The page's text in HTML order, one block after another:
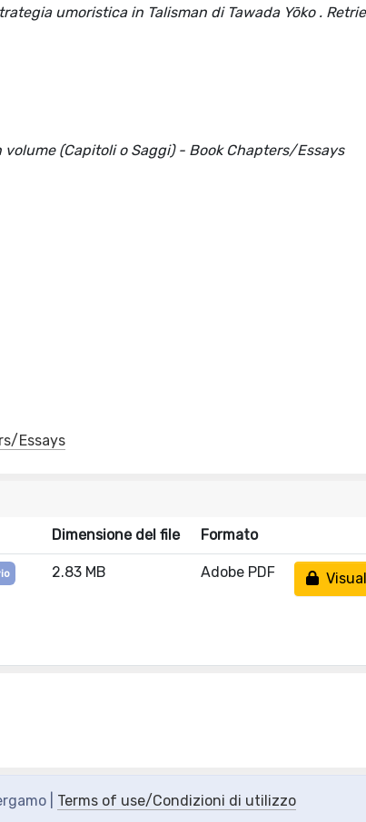
umoristica in Talisman di Tawada Yōko .
(Capitoli o Saggi) - Book Chapters/Essays
Essays
Dimensione del file Formato
2.83 MB Adobe PDF
| Terms of use/Condizioni di utilizzo